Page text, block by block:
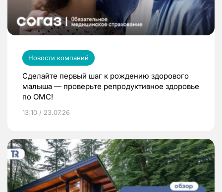
Новости компаний
Сделайте первый шаг к рождению здорового
малыша — проверьте репродуктивное здоровье
по ОМС!
13:10 / 23.07.26